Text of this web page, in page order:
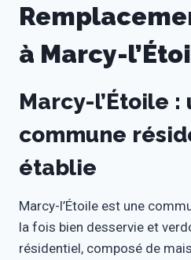
à Marcy-
Marcy-l’Étoile :
commune
établie
Marcy-l’Étoile est une
la fois bien desservie et
résidentiel, composé de